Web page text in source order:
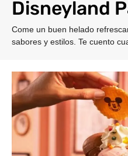
Disneyland
Come un buen helado
sabores y estilos. Te cuento